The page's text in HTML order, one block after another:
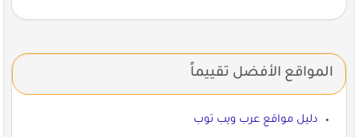
المواقع الأفضل تقييماً
دليل مواقع عرب ويب توب